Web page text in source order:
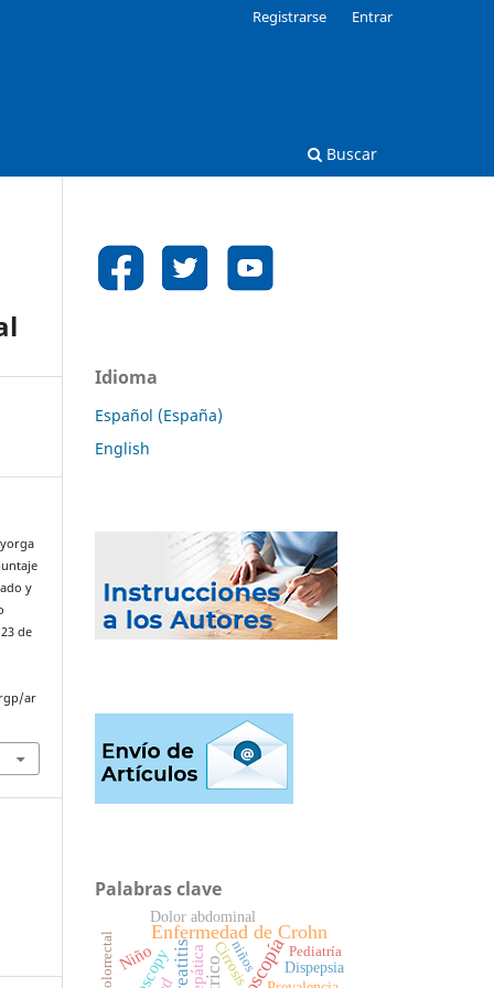
Buscar
Registrarse Entrar
y
de
ar
Idioma
Español (España)
English
Palabras clave
Enfermedad de Crohn
Niño Dispepsia
Cirrosis
Dolor abdominal
Pediatría
niños